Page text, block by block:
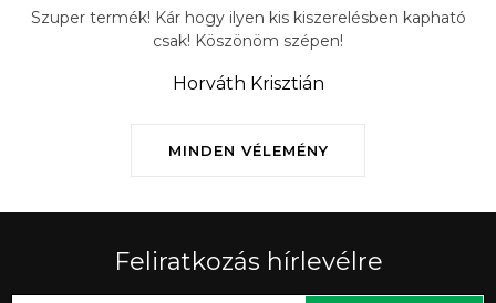
MINDEN VÉLEMÉNY
Szuper termék! Kár hogy ilyen kis kiszerelésben kapható
csak! Köszönöm szépen!
Horváth Krisztián
Feliratkozás hírlevélre